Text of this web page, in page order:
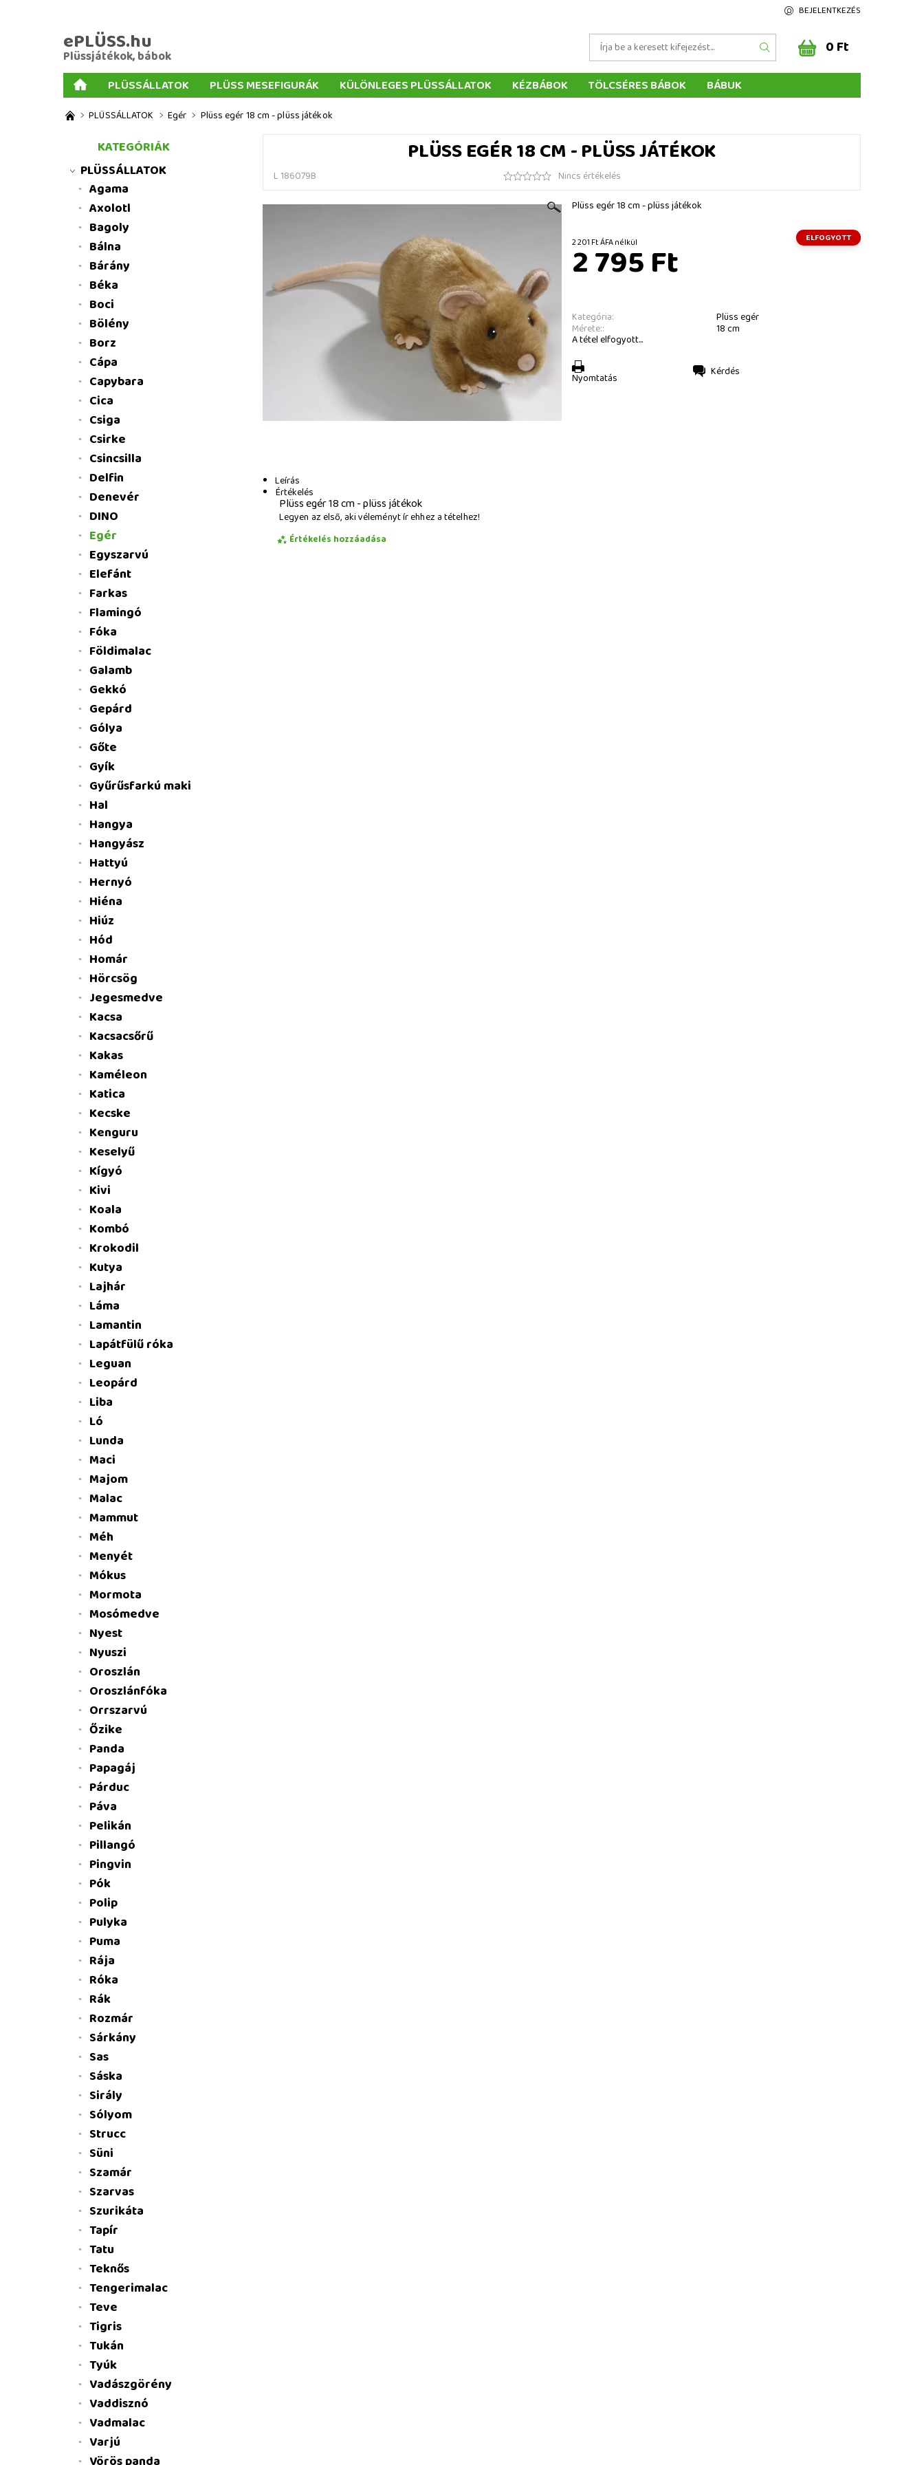
BEJELENTKEZÉS
ePLÜSS.hu
Plüssjátékok, bábok 0 Ft
PLÜSSÁLLATOK PLÜSS MESEFIGURÁK KÜLÖNLEGES PLÜSSÁLLATOK KÉZBÁBOK TÖLCSÉRES BÁBOK
BÁBUK
AJÁNDÉKOK PLÜSSÖKHÖZ
MENNYISÉGI KEDVEZMÉNYEK
ÜZLETI FELTÉTELEK
PLÜSSÁLLATOK Egér Plüss egér 18 cm - plüss játékok
PLÜSS EGÉR 18 CM - PLÜSS JÁTÉKOK
L 186079B
Nincs értékelés
Plüss egér 18 cm - plüss játékok
2 201 Ft ÁFA nélkül ELFOGYOTT
2 795 Ft
Kategória: Plüss egér
Mérete:: 18 cm
A tétel elfogyott...
Nyomtatás Kérdés
Leírás
Értékelés
Plüss egér 18 cm - plüss játékok
Legyen az első, aki véleményt ír ehhez a tételhez!
Értékelés hozzáadása
KATEGÓRIÁK
PLÜSSÁLLATOK
Agama
Axolotl
Bagoly
Bálna
Bárány
Béka
Boci
Bölény
Borz
Cápa
Capybara
Cica
Csiga
Csirke
Csincsilla
Delfin
Denevér
DINO
Egér
Egyszarvú
Elefánt
Farkas
Flamingó
Fóka
Földimalac
Galamb
Gekkó
Gepárd
Gólya
Gőte
Gyík
Gyűrűsfarkú maki
Hal
Hangya
Hangyász
Hattyú
Hernyó
Hiéna
Hiúz
Hód
Homár
Hörcsög
Jegesmedve
Kacsa
Kacsacsőrű
Kakas
Kaméleon
Katica
Kecske
Kenguru
Keselyű
Kígyó
Kivi
Koala
Kombó
Krokodil
Kutya
Lajhár
Láma
Lamantin
Lapátfülű róka
Leguan
Leopárd
Liba
Ló
Lunda
Maci
Majom
Malac
Mammut
Méh
Menyét
Mókus
Mormota
Mosómedve
Nyest
Nyuszi
Oroszlán
Oroszlánfóka
Orrszarvú
Őzike
Panda
Papagáj
Párduc
Páva
Pelikán
Pillangó
Pingvin
Pók
Polip
Pulyka
Puma
Rája
Róka
Rák
Rozmár
Sárkány
Sas
Sáska
Sirály
Sólyom
Strucc
Süni
Szamár
Szarvas
Szurikáta
Tapír
Tatu
Teknős
Tengerimalac
Teve
Tigris
Tukán
Tyúk
Vadászgörény
Vaddisznó
Vadmalac
Varjú